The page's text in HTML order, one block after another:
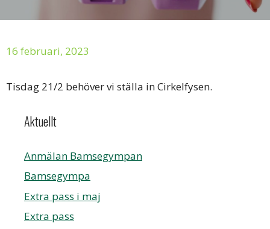
16 februari, 2023
Tisdag 21/2 behöver vi ställa in Cirkelfysen.
Aktuellt
Anmälan Bamsegympan
Bamsegympa
Extra pass i maj
Extra pass